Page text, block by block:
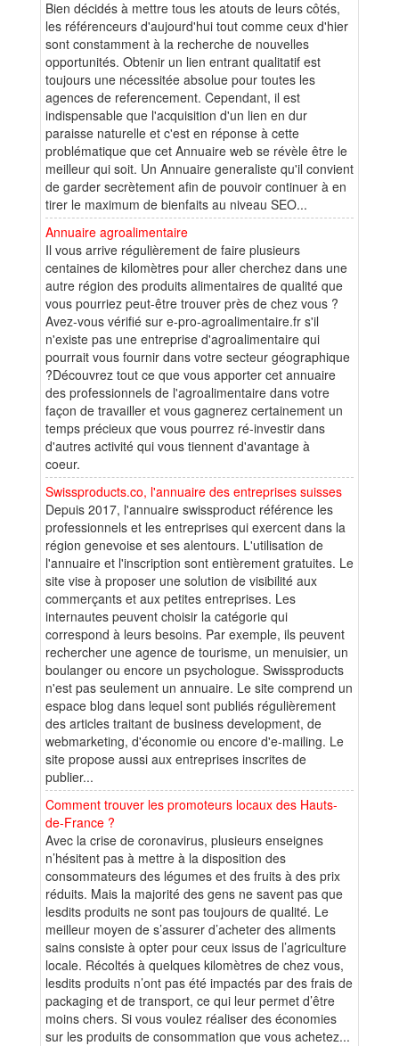
Bien décidés à mettre tous les atouts de leurs côtés,
les référenceurs d'aujourd'hui tout comme ceux d'hier
sont constamment à la recherche de nouvelles
opportunités. Obtenir un lien entrant qualitatif est
toujours une nécessitée absolue pour toutes les
agences de referencement. Cependant, il est
indispensable que l'acquisition d'un lien en dur
paraisse naturelle et c'est en réponse à cette
problématique que cet Annuaire web se révèle être le
meilleur qui soit. Un Annuaire generaliste qu'il convient
de garder secrètement afin de pouvoir continuer à en
tirer le maximum de bienfaits au niveau SEO...
Annuaire agroalimentaire
Il vous arrive régulièrement de faire plusieurs
centaines de kilomètres pour aller cherchez dans une
autre région des produits alimentaires de qualité que
vous pourriez peut-être trouver près de chez vous ?
Avez-vous vérifié sur e-pro-agroalimentaire.fr s'il
n'existe pas une entreprise d'agroalimentaire qui
pourrait vous fournir dans votre secteur géographique
?Découvrez tout ce que vous apporter cet annuaire
des professionnels de l'agroalimentaire dans votre
façon de travailler et vous gagnerez certainement un
temps précieux que vous pourrez ré-investir dans
d'autres activité qui vous tiennent d'avantage à
coeur.
Swissproducts.co, l'annuaire des entreprises suisses
Depuis 2017, l'annuaire swissproduct référence les
professionnels et les entreprises qui exercent dans la
région genevoise et ses alentours. L'utilisation de
l'annuaire et l'inscription sont entièrement gratuites. Le
site vise à proposer une solution de visibilité aux
commerçants et aux petites entreprises. Les
internautes peuvent choisir la catégorie qui
correspond à leurs besoins. Par exemple, ils peuvent
rechercher une agence de tourisme, un menuisier, un
boulanger ou encore un psychologue. Swissproducts
n'est pas seulement un annuaire. Le site comprend un
espace blog dans lequel sont publiés régulièrement
des articles traitant de business development, de
webmarketing, d'économie ou encore d'e-mailing. Le
site propose aussi aux entreprises inscrites de
publier...
Comment trouver les promoteurs locaux des Hauts-
de-France ?
Avec la crise de coronavirus, plusieurs enseignes
n’hésitent pas à mettre à la disposition des
consommateurs des légumes et des fruits à des prix
réduits. Mais la majorité des gens ne savent pas que
lesdits produits ne sont pas toujours de qualité. Le
meilleur moyen de s’assurer d’acheter des aliments
sains consiste à opter pour ceux issus de l’agriculture
locale. Récoltés à quelques kilomètres de chez vous,
lesdits produits n’ont pas été impactés par des frais de
packaging et de transport, ce qui leur permet d’être
moins chers. Si vous voulez réaliser des économies
sur les produits de consommation que vous achetez...